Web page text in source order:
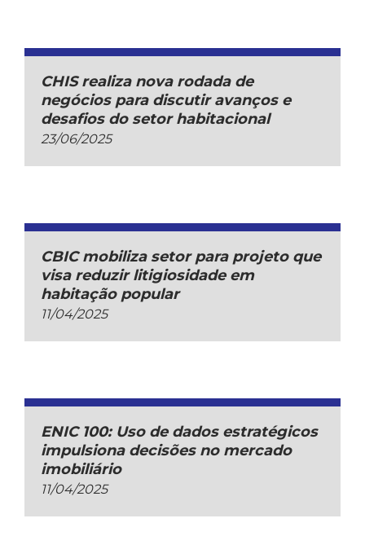
CHIS realiza nova rodada de
negócios para discutir avanços e
desafios do setor habitacional
23/06/2025
CBIC mobiliza setor para projeto que
visa reduzir litigiosidade em
habitação popular
11/04/2025
ENIC 100: Uso de dados estratégicos
impulsiona decisões no mercado
imobiliário
11/04/2025